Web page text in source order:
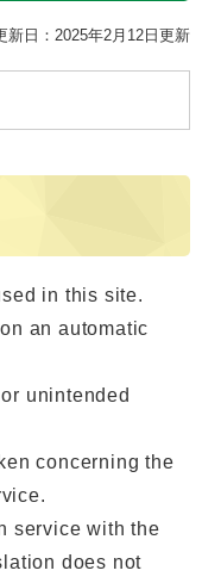
新日：2025年2月12日更新
in this site.
an automatic
unintended
concerning the
service with the
does not